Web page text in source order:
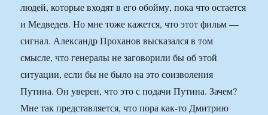
людей, которые входят в его обойму, пока что остается
и Медведев. Но мне тоже кажется, что этот фильм —
сигнал. Александр Проханов высказался в том
смысле, что генералы не заговорили бы об этой
ситуации, если бы не было на это соизволения
Путина. Он уверен, что это с подачи Путина. Зачем?
Мне так представляется, что пора как-то Дмитрию